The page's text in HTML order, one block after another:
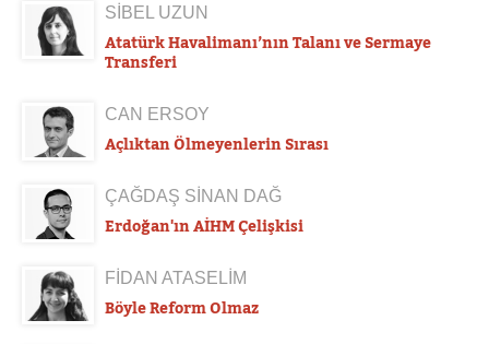
SİBEL UZUN
Atatürk Havalimanı’nın Talanı ve Sermaye
Transferi
CAN ERSOY
Açlıktan Ölmeyenlerin Sırası
ÇAĞDAŞ SİNAN DAĞ
Erdoğan'ın AİHM Çelişkisi
FİDAN ATASELİM
Böyle Reform Olmaz